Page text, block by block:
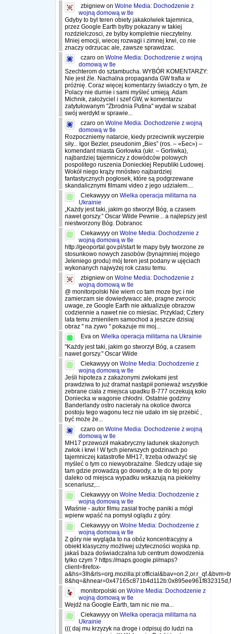
zbigniew onWolne Media: Dochodzenie z
wojną domową w tle
Gdyby to byl teren obiety jakakolwiek tajemnica,
przez Google Earth bylby pokazany w takiej
rozdzielczosci, ze bylby kompletnie nieczytelny.
Mniej emocji, wiecej rozwagi i zimnej krwi, co nie
znaczy odrzucac ale, zawsze sprawdzac.
czaro onWolne Media: Dochodzenie z wojną
domową w tle
Szechterom do sztambucha. WYBÓR KOMENTARZY:
Nie jest źle. Nachalna propaganda GW trafia w
próżnię. Coraz więcej komentarzy świadczy o tym, że
Polacy nie durnie i sami myśleć umieją: Adam
Michnik, założyciel i szef GW, w komentarzu
zatytułowanym "Zbrodnia Putina" wydał w szabat
swój werdykt w sprawie...
czaro onWolne Media: Dochodzenie z wojną
domową w tle
Rozpoczniemy natarcie, kiedy przeciwnik wyczerpie
siły... Igor Bezler, pseudonim „Bies” (ros. – «Бес») –
komendant miasta Gorłowka (ukr. – Gorliwka),
najbardziej tajemniczy z dowódców polowych
pospolitego ruszenia Donieckiej Republiki Ludowej.
Wokół niego krąży mnóstwo najbardziej
fantastycznych pogłosek, które są podgrzewane
skandalicznymi filmami video z jego udziałem....
Ciekawyyy onWielka operacja militarna na
Ukrainie
„Każdy jest taki, jakim go stworzył Bóg, a czasem
nawet gorszy.” Oscar Wilde Pewnie... a najlepszy jest
niestworzony Bóg. Dobranoc
Ciekawyyy onWolne Media: Dochodzenie z
wojną domową w tle
http://geoportal.gov.pl/start te mapy były tworzone ze
stosunkowo nowych zasobów (bynajmniej mojego
Jeleniego grodu) mój teren jest podany w ujęciach
wykonanych najwyżej rok czasu temu.
zbigniew onWolne Media: Dochodzenie z
wojną domową w tle
@ monitorpolski Nie wiem co tam moze byc i nie
zamierzam sie dowiedywacc ale, pragne zwrocic
uwage, ze Google Earth nie aktualizuje obrazow
codziennie a nawet nie co miesiac. Przyklad; Cztery
lata temu zmienilem samochod a jeszcze dzisiaj
obraz " na zywo " pokazuje mi moj...
Eva onWielka operacja militarna na Ukrainie
"Każdy jest taki, jakim go stworzył Bóg, a czasem
nawet gorszy." Oscar Wilde
Ciekawyyy onWolne Media: Dochodzenie z
wojną domową w tle
Jeśli hipoteza z zakażonymi zwłokami jest
prawdziwa to już dramat nastąpił ponieważ wszystkie
zebrane ciała z miejsca upadku B-777 oczekują koło
Doniecka w wagonie chłodni. Ostatnie godziny
Banderlandy ostro nacierały na okolice dworca
postoju tego wagonu lecz nie udało im się przebić ,
być może że...
czaro onWolne Media: Dochodzenie z wojną
domową w tle
MH17 przewoził makabryczny ładunek skażonych
zwłok i krwi ! W tych pierwszych godzinach po
tajemniczej katastrofie MH17, trzeba odważyć się
myśleć o tym co niewyobrażalne. Śledczy udaje się
tam gdzie prowadzą go dowody, a te do tej pory
daleko od miejsca wypadku wskazują na piekielny
scenariusz,...
Ciekawyyy onWolne Media: Dochodzenie z
wojną domową w tle
Właśnie - autor filmu zasiał trochę paniki a mógł
wpierw wpaść na pomysł oglądu z góry.
Ciekawyyy onWolne Media: Dochodzenie z
wojną domową w tle
Z góry nie wygląda to na obóz koncentracyjny a
obiekt klasyczny możliwej użyteczności wojska np.
jakaś baza doświadczalna lub centrum dowodzenia
tylko czym ? https://maps.google.pl/maps?
client=firefox-
monitorpolski onWolne Media: Dochodzenie z
wojną domową w tle
Wejdź na Google Earth, tam nic nie ma...
Ciekawyyy onWielka operacja militarna na
Ukrainie
((( daj mu krzyzyk na droge i odpisuj do ludzi na